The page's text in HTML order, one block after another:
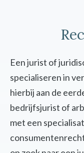
Een jurist of
specialiseren in
hierbij aan de
bedrijfsjurist of
met een